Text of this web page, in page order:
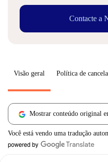
Contacte a
Visão geral Política de
Mostrar conteúdo original
Você está vendo uma tradução